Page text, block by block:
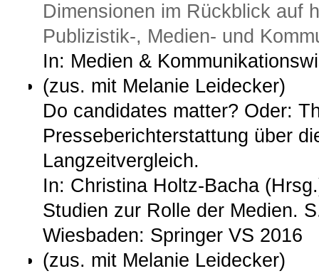
Dimensionen im Rückblick auf
Publizistik-, Medien- und
In: Medien &
(zus. mit Melanie Leidecker)
Do candidates matter? Oder:
Presseberichterstattung über
Langzeitvergleich.
In: Christina Holtz-Bacha
Studien zur Rolle der Medien.
Wiesbaden: Springer VS 2016
(zus. mit Melanie Leidecker)